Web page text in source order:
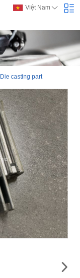
Việt Nam
Die casting part